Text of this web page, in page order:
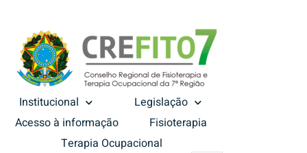
Institucional
Legislação
Acesso à informação
Fisioterapia
Terapia Ocupacional